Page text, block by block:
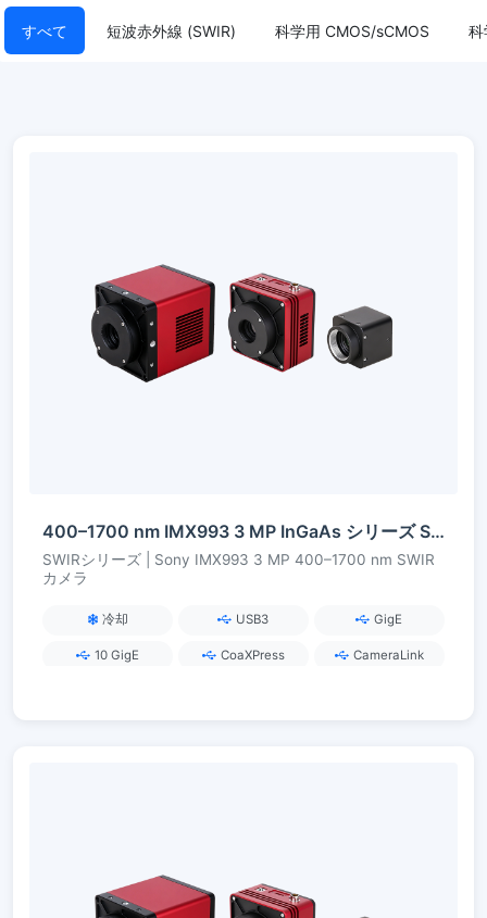
すべて 短波赤外線 (SWIR) 科学用 CMOS/sCMOS 科
400–1700 nm IMX993 3 MP InGaAs シリーズ SWIR カメラ
SWIRシリーズ | Sony IMX993 3 MP 400–1700 nm SWIR
カメラ
冷却 USB3 GigE
10 GigE CoaXPress CameraLink